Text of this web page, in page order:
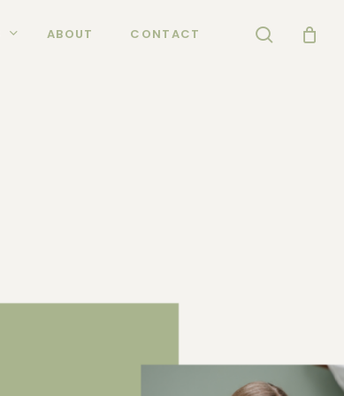
ABOUT CONTACT search